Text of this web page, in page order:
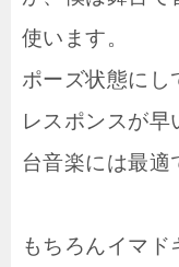
使います。
ポーズ状態にし
レスポンスが
台音楽には最適
もちろんイマド